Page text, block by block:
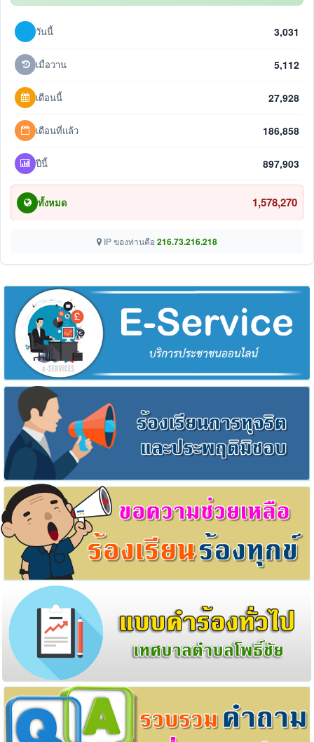
วันนี้ 3,031
เมื่อวาน 5,112
เดือนนี้ 27,928
เดือนที่แล้ว 186,858
ปีนี้ 897,903
ทั้งหมด 1,578,270
IP ของท่านคือ 216.73.216.218